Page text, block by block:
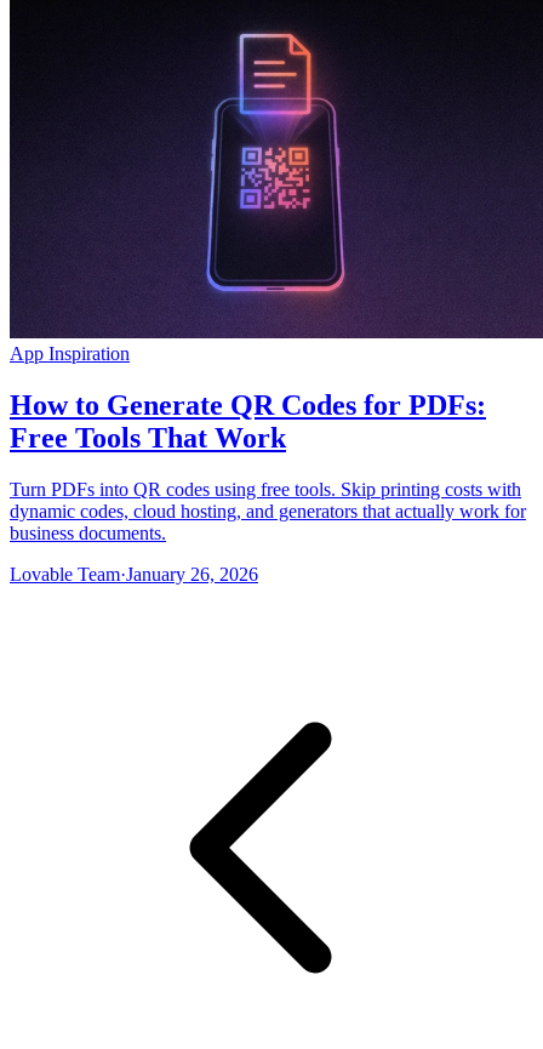
App Inspiration
How to Generate QR Codes for PDFs:
Free Tools That Work
Turn PDFs into QR codes using free tools. Skip printing costs with
dynamic codes, cloud hosting, and generators that actually work for
business documents.
Lovable Team·January 26, 2026